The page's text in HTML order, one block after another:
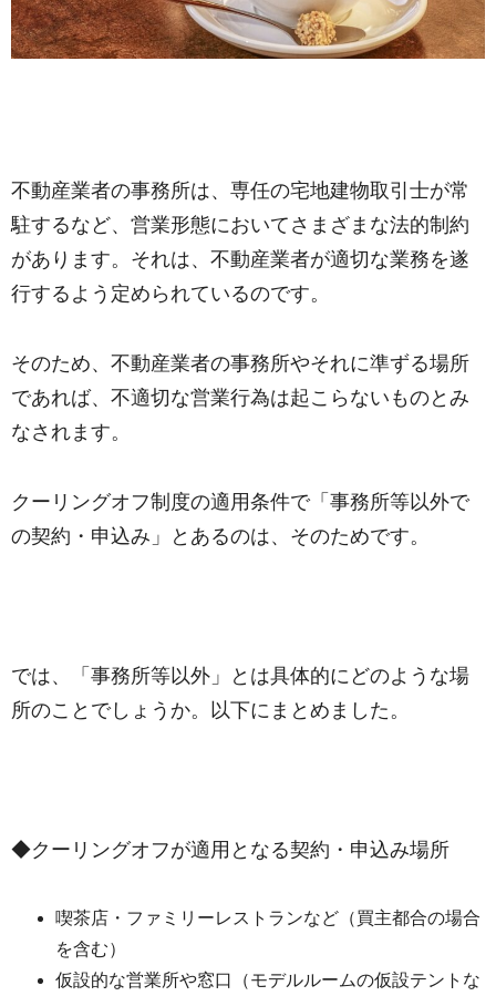
不動産業者の事務所は、専任の宅地建物取引士が常
駐するなど、営業形態においてさまざまな法的制約
があります。それは、不動産業者が適切な業務を遂
行するよう定められているのです。
そのため、不動産業者の事務所やそれに準ずる場所
であれば、不適切な営業行為は起こらないものとみ
なされます。
クーリングオフ制度の適用条件で「事務所等以外で
の契約・申込み」とあるのは、そのためです。
では、「事務所等以外」とは具体的にどのような場
所のことでしょうか。以下にまとめました。
◆クーリングオフが適用となる契約・申込み場所
喫茶店・ファミリーレストランなど（買主都合の場合
を含む）
仮設的な営業所や窓口（モデルルームの仮設テントな